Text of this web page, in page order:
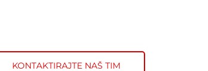
KONTAKTIRAJTE NAŠ TIM